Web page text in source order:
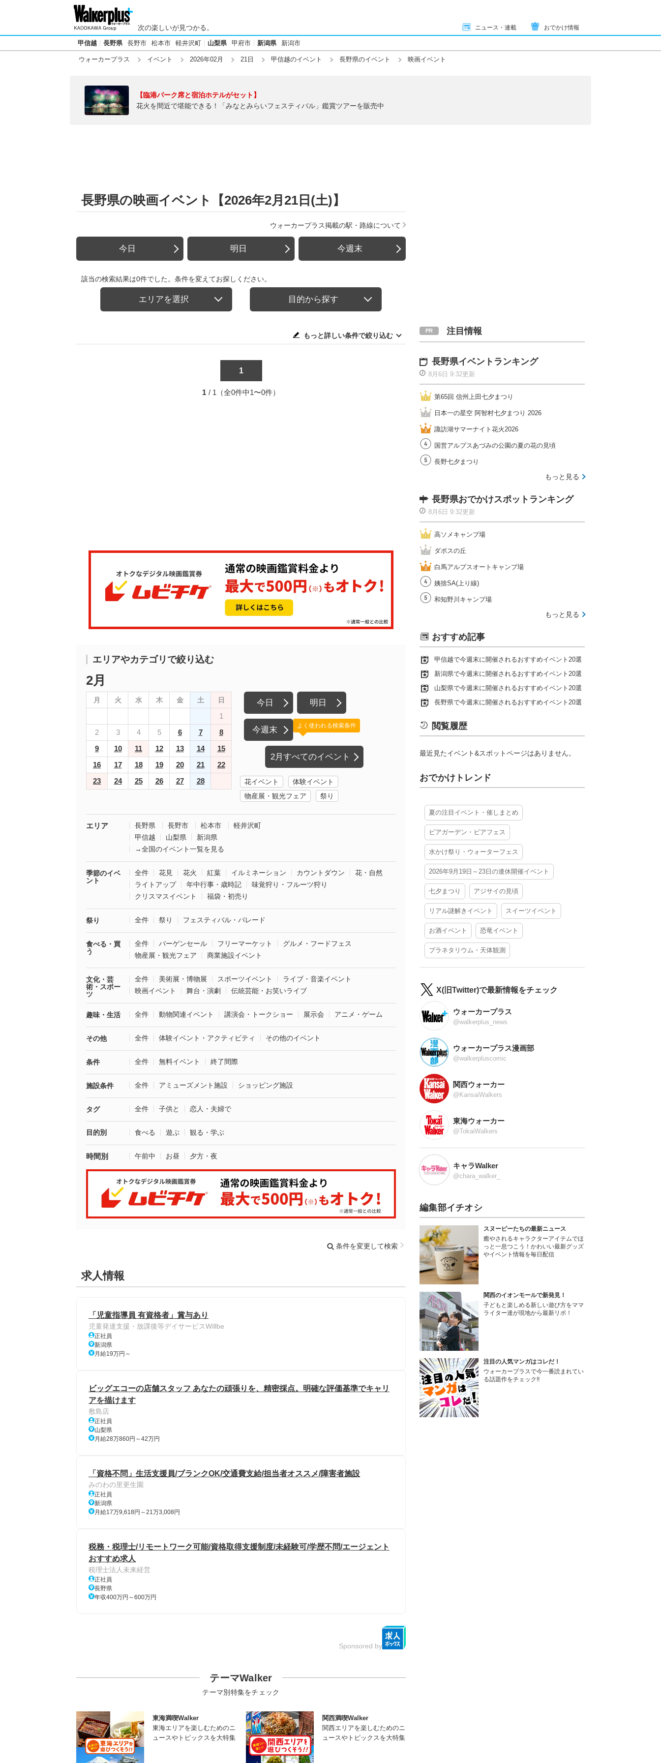
次の楽しいが見つかる。 ニュース・連載 おでかけ情報
甲信越 長野県 長野市 松本市 軽井沢町 山梨県 甲府市 新潟県 新潟市
ウォーカープラス イベント 2026年02月 21日 甲信越のイベント 長野県のイベント 映画イベント
【臨港パーク席と宿泊ホテルがセット】
花火を間近で堪能できる！「みなとみらいフェスティバル」鑑賞ツアーを販売中
長野県の映画イベント【2026年2月21日(土)】
ウォーカープラス掲載の駅・路線について
今日 明日 今週末
該当の検索結果は0件でした。条件を変えてお探しください。
エリアを選択 目的から探す
もっと詳しい条件で絞り込む
1
1 / 1（全0件中1〜0件）
エリアやカテゴリで絞り込む
2月
月 火 水 木 金 土 日
1
2
3 4 5 6 7
8
9
10 11 12 13 14
15
16
17 18 19 20 21
22
23
24 25 26 27 28
今日 明日
今週末
2月すべてのイベント
よく使われる検索条件
花イベント
体験イベント
物産展・観光フェア
祭り
エリア 長野県 長野市 松本市
軽井沢町
甲信越
山梨県
新潟県
→全国のイベント一覧を見る
季節のイベ
ント
全件 花見 花火 紅葉 イルミネーション カウントダウン
花・自然
ライトアップ
年中行事・歳時記
味覚狩り・フルーツ狩り
クリスマスイベント
福袋・初売り
祭り 全件 祭り フェスティバル・パレード
食べる・買
う
全件 バーゲンセール フリーマーケット
グルメ・フードフェス
物産展・観光フェア
商業施設イベント
文化・芸
術・スポー
ツ
全件 美術展・博物展 スポーツイベント
ライブ・音楽イベント
映画イベント
舞台・演劇 伝統芸能・お笑いライブ
趣味・生活 全件 動物関連イベント 講演会・トークショー 展示会 アニメ・ゲーム
その他 全件 体験イベント・アクティビティ その他のイベント
条件 全件 無料イベント 終了間際
施設条件 全件 アミューズメント施設 ショッピング施設
タグ 全件 子供と 恋人・夫婦で
目的別 食べる 遊ぶ 観る・学ぶ
時間別 午前中 お昼 夕方・夜
条件を変更して検索
求人情報
「児童指導員 有資格者」賞与あり
児童発達支援・放課後等デイサービスWillbe
正社員
新潟県
月給19万円～
ビッグエコーの店舗スタッフ あなたの頑張りを、精密採点。明確な評価基準でキャリ
アを描けます
敷島店
正社員
山梨県
月給28万860円～42万円
「資格不問」生活支援員/ブランクOK/交通費支給/担当者オススメ/障害者施設
みのわの里更生園
正社員
新潟県
月給17万9,618円～21万3,008円
税務・税理士/リモートワーク可能/資格取得支援制度/未経験可/学歴不問/エージェント
おすすめ求人
税理士法人未来経営
正社員
長野県
年収400万円～600万円
Sponsored by
テーマWalker
テーマ別特集をチェック
東海満喫Walker
東海エリアを楽しむためのニ
ュースやトピックスを大特集
関西満喫Walker
関西エリアを楽しむためのニ
ュースやトピックスを大特集
注目情報
長野県イベントランキング
8月6日 9:32更新
第65回 信州上田七夕まつり
日本一の星空 阿智村七夕まつり 2026
諏訪湖サマーナイト花火2026
国営アルプスあづみの公園の夏の花の見頃
長野七夕まつり
もっと見る
長野県おでかけスポットランキング
8月6日 9:32更新
高ソメキャンプ場
ダボスの丘
白馬アルプスオートキャンプ場
姨捨SA(上り線)
和知野川キャンプ場
もっと見る
おすすめ記事
甲信越で今週末に開催されるおすすめイベント20選
新潟県で今週末に開催されるおすすめイベント20選
山梨県で今週末に開催されるおすすめイベント20選
長野県で今週末に開催されるおすすめイベント20選
閲覧履歴
最近見たイベント&スポットページはありません。
おでかけトレンド
夏の注目イベント・催しまとめ
ビアガーデン・ビアフェス
水かけ祭り・ウォーターフェス
2026年9月19日～23日の連休開催イベント
七夕まつり アジサイの見頃
リアル謎解きイベント スイーツイベント
お酒イベント 恐竜イベント
プラネタリウム・天体観測
X(旧Twitter)で最新情報をチェック
ウォーカープラス
@walkerplus_news
ウォーカープラス漫画部
@walkerpluscomic
関西ウォーカー
@KansaiWalkers
東海ウォーカー
@TokaiWalkers
キャラWalker
@chara_walker_
編集部イチオシ
スヌーピーたちの最新ニュース
癒やされるキャラクターアイテムでほ
っと一息つこう！かわいい最新グッズ
やイベント情報を毎日配信
関西のイオンモールで新発見！
子どもと楽しめる新しい遊び方をママ
ライター達が現地から最新リポ！
注目の人気マンガはコレだ！
ウォーカープラスで今一番読まれてい
る話題作をチェック!!